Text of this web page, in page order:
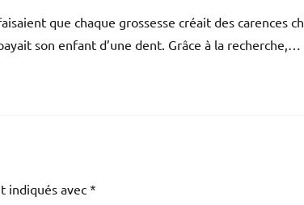
que chaque grossesse créait des carences
son enfant d’une dent. Grâce à la recherche,…
indiqués avec *